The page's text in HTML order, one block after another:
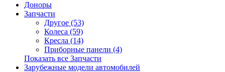
Доноры
Запчасти
Другое (53)
Колеса (59)
Кресла (14)
Приборные панели (4)
Показать все Запчасти
Зарубежные модели автомобилей